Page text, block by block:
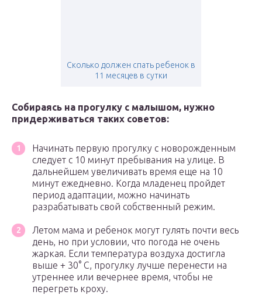
Сколько должен спать ребенок в
11 месяцев в сутки
Собираясь на прогулку с малышом, нужно
придерживаться таких советов:
Начинать первую прогулку с новорожденным
следует с 10 минут пребывания на улице. В
дальнейшем увеличивать время еще на 10
минут ежедневно. Когда младенец пройдет
период адаптации, можно начинать
разрабатывать свой собственный режим.
Летом мама и ребенок могут гулять почти весь
день, но при условии, что погода не очень
жаркая. Если температура воздуха достигла
выше + 30° С, прогулку лучше перенести на
утреннее или вечернее время, чтобы не
перегреть кроху.